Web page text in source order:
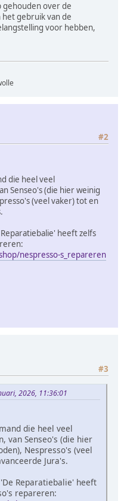
over de
gebruik van de
voor hebben,
#2
die heel veel
Senseo's (die hier weinig
(veel vaker) tot en
heeft zelfs
nespresso-s_repareren
#3
2026, 11:36:01
die heel veel
van Senseo's (die hier
Nespresso's (veel
Jura's.
Reparatiebalie' heeft
repareren: